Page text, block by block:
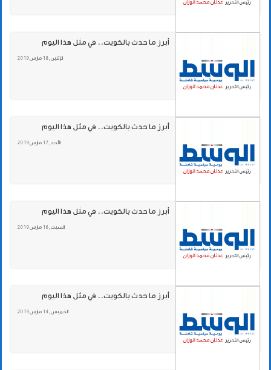
أبرز ما حدث بالكويت.. في مثل هذا اليوم
الإثنين , 18 مارس 2019
أبرز ما حدث بالكويت.. في مثل هذا اليوم
الأحد , 17 مارس 2019
أبرز ما حدث بالكويت.. في مثل هذا اليوم
السبت , 16 مارس 2019
أبرز ما حدث بالكويت.. في مثل هذا اليوم
الخميس , 14 مارس 2019